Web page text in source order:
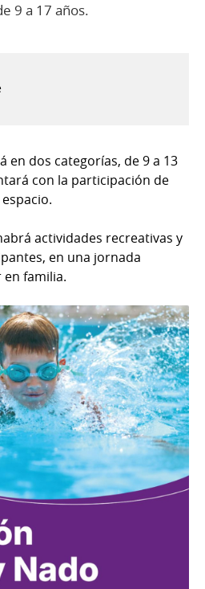
9 a 17 años.
en dos categorías, de 9 a 13
con la participación de
actividades recreativas y
en una jornada
familia.